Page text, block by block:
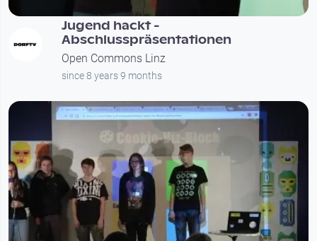
Jugend hackt -
Abschlusspräsentationen
Open Commons Linz
since 8 years 9 months